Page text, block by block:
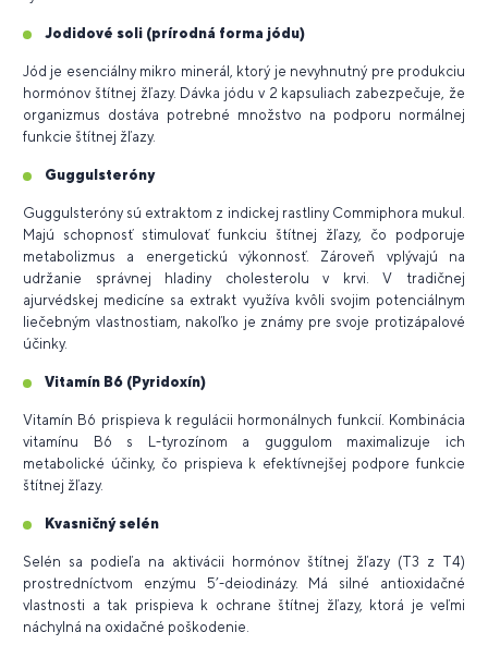
Jodidové soli (prírodná forma jódu)
Jód je esenciálny mikro minerál, ktorý je nevyhnutný pre produkciu
hormónov štítnej žľazy. Dávka jódu v 2 kapsuliach zabezpečuje, že
organizmus dostáva potrebné množstvo na podporu normálnej
funkcie štítnej žľazy.
Guggulsteróny
Guggulsteróny sú extraktom z indickej rastliny Commiphora mukul.
Majú schopnosť stimulovať funkciu štítnej žľazy, čo podporuje
metabolizmus a energetickú výkonnosť. Zároveň vplývajú na
udržanie správnej hladiny cholesterolu v krvi. V tradičnej
ajurvédskej medicíne sa extrakt využíva kvôli svojim potenciálnym
liečebným vlastnostiam, nakoľko je známy pre svoje protizápalové
účinky.
Vitamín B6 (Pyridoxín)
Vitamín B6 prispieva k regulácii hormonálnych funkcií. Kombinácia
vitamínu B6 s L-tyrozínom a guggulom maximalizuje ich
metabolické účinky, čo prispieva k efektívnejšej podpore funkcie
štítnej žľazy.
Kvasničný selén
Selén sa podieľa na aktivácii hormónov štítnej žľazy (T3 z T4)
prostredníctvom enzýmu 5’-deiodinázy. Má silné antioxidačné
vlastnosti a tak prispieva k ochrane štítnej žľazy, ktorá je veľmi
náchylná na oxidačné poškodenie.